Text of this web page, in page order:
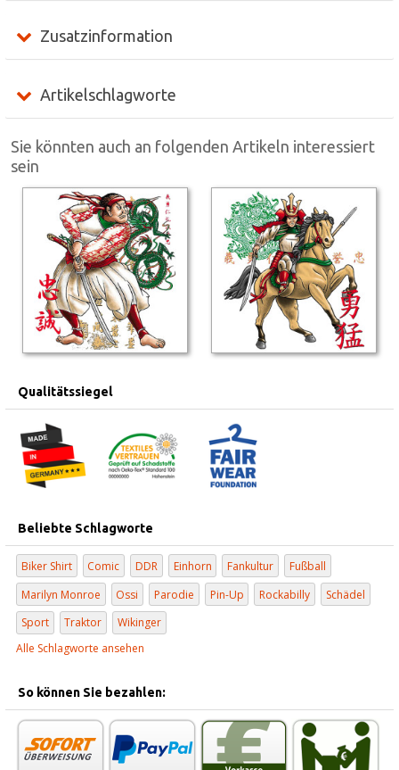
Zusatzinformation
Artikelschlagworte
Sie könnten auch an folgenden Artikeln interessiert
sein
Qualitätssiegel
Beliebte Schlagworte
Biker Shirt Comic DDR Einhorn Fankultur
Fußball
Marilyn Monroe
Ossi Parodie Pin-Up Rockabilly
Schädel
Sport
Traktor
Wikinger
Alle Schlagworte ansehen
So können Sie bezahlen: